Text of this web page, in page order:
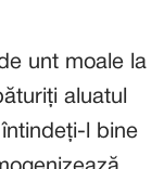
unt moale la
aluatul
l bine